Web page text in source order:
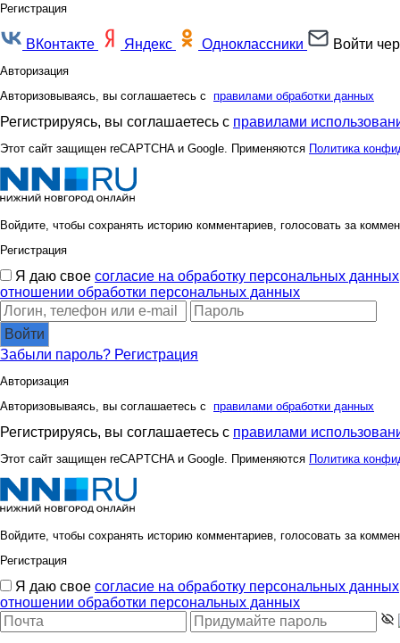
Регистрация
ВКонтакте Яндекс Одноклассники Войти
Авторизация
Авторизовываясь, вы соглашаетесь с правилами обработки данных
Регистрируясь, вы соглашаетесь с правилами
Этот сайт защищен reCAPTCHA и Google. Применяются Политика
Войдите, чтобы сохранять историю комментариев, голосовать за
Регистрация
Я даю свое согласие на обработку персональных данных
отношении обработки персональных данных
Войти
Забыли пароль? Регистрация
Авторизация
Авторизовываясь, вы соглашаетесь с правилами обработки данных
Регистрируясь, вы соглашаетесь с правилами
Этот сайт защищен reCAPTCHA и Google. Применяются Политика
Войдите, чтобы сохранять историю комментариев, голосовать за
Регистрация
Я даю свое согласие на обработку персональных данных
отношении обработки персональных данных